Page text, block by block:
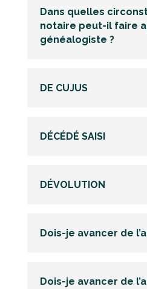
Dans quelles
notaire peut-il faire
généalogiste ?
DE CUJUS
DÉCÉDÉ SAISI
DÉVOLUTION
Dois-je avancer de
Dois-je avancer de